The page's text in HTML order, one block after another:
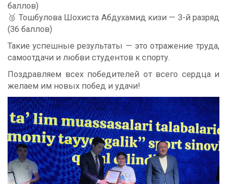
баллов)
🥉 Тошбулова Шохиста Абдухамид кизи — 3-й разряд
(36 баллов)
Такие успешные результаты — это отражение труда,
самоотдачи и любви студентов к спорту.
Поздравляем всех победителей от всего сердца и
желаем им новых побед и удачи!